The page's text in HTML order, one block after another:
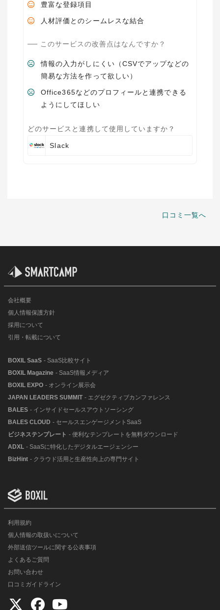
豊富な登録項目
人材評価とのシームレスな結合
このサービスの改善点はなんですか？
情報の入力がしにくい（CSVでアップなどの
簡易な方法を作って欲しい）
Office365などのプロフィールと連携できる
ようにしてほしい
どのサービスと連携して使用していますか？
Slack
口コミ一覧へ
会社概要
個人情報保護方針
採用について
引用・転載について
BOXIL SaaS - SaaS比較サイト
BOXIL Magazine - SaaS情報メディア
BOXIL EXPO - オンライン展示会
JAPAN LEADERS SUMMIT - エグゼクティブカンファレンス
BALES - インサイドセールスアウトソーシング
BALES CLOUD - セールスエンゲージメントSaaS
ビジネステンプレート - 便利なテンプレートを無料ダウンロード
ADXL - SaaSに特化したデジタルエージェンシー
BizHint - クラウド活用と生産性向上の専門サイト
利用規約
個人情報の取扱いについて
外部送信ツールに関する公表事項
よくあるご質問
お問い合わせ
口コミガイドライン